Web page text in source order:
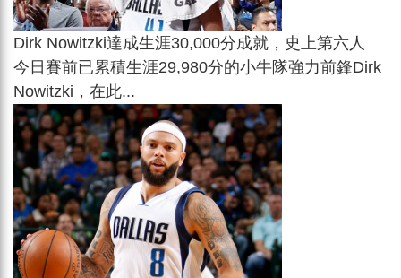
Dirk Nowitzki達成生涯30,000分成就，史上第六人
今日賽前已累積生涯29,980分的小牛隊強力前鋒Dirk
Nowitzki，在此...